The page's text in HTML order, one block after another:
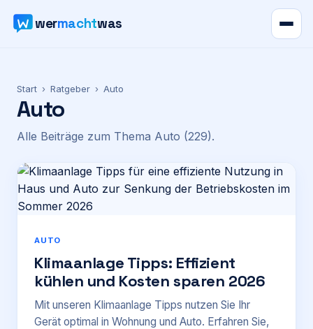
wermachtwas
Karte
Ratgeber
Preise
Für Firmen
Start › Ratgeber › Auto
Auto
Alle Beiträge zum Thema Auto (229).
AUTO
Klimaanlage Tipps: Effizient
kühlen und Kosten sparen 2026
Mit unseren Klimaanlage Tipps nutzen Sie Ihr
Gerät optimal in Wohnung und Auto. Erfahren Sie,